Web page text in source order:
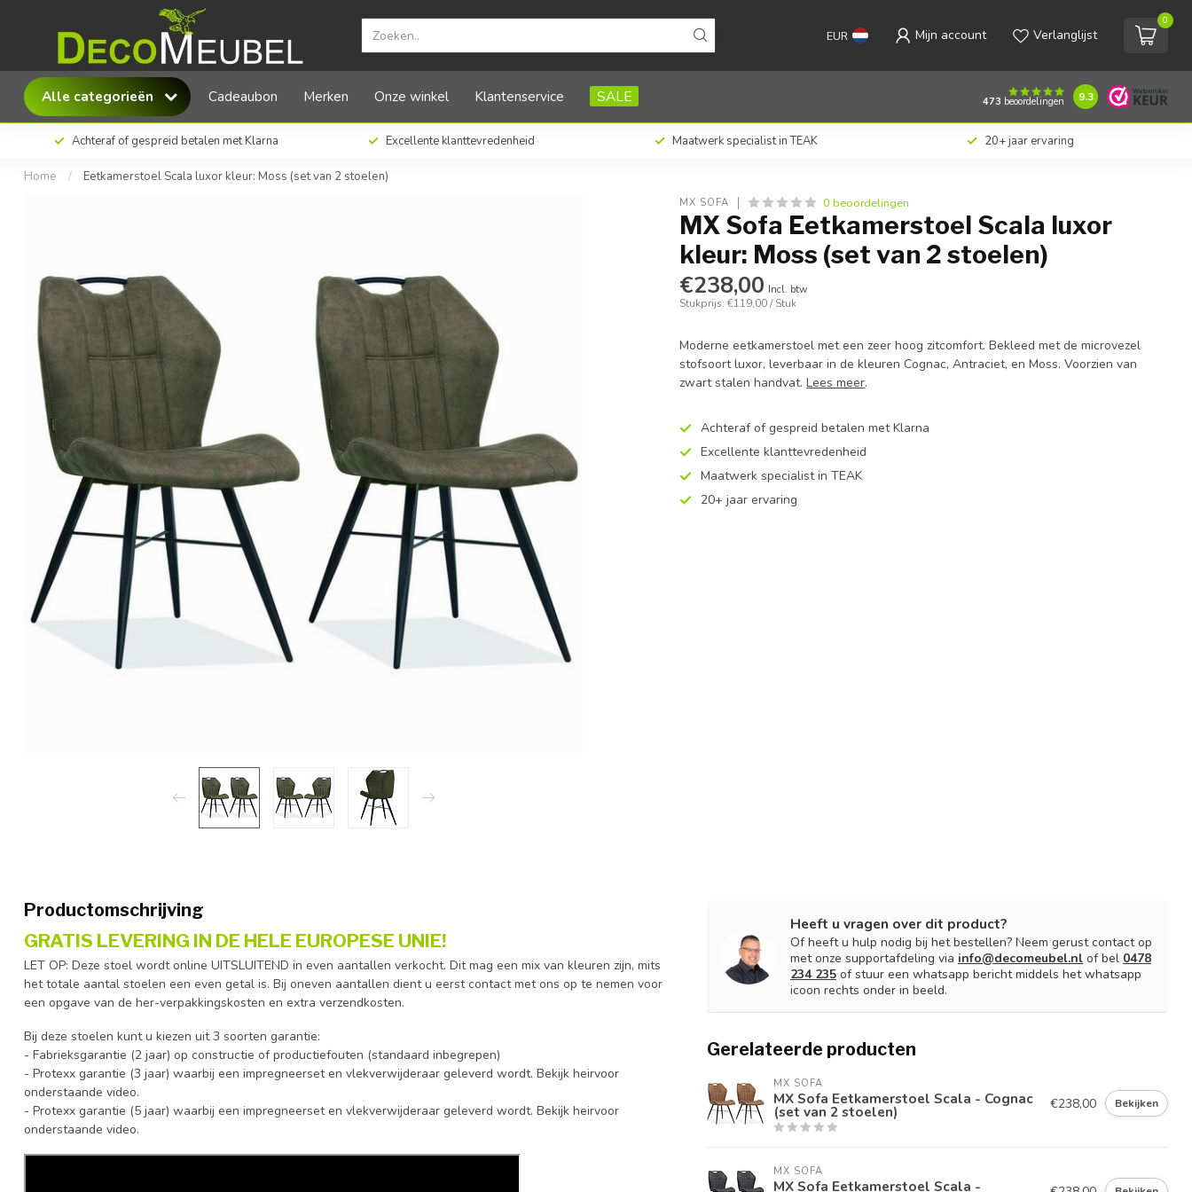
EUR Mijn account Verlanglijst
0
Alle categorieën Cadeaubon Merken Onze winkel Klantenservice SALE 473 beoordelingen 9.3
Achteraf of gespreid betalen met Klarna Excellente klanttevredenheid Maatwerk specialist in TEAK 20+ jaar ervaring
Home / Eetkamerstoel Scala luxor kleur: Moss (set van 2 stoelen)
MX Sofa Eetkamerstoel Scala luxor kleur: Moss (set van 2 stoelen)
MX SOFA 0 beoordelingen
MX Sofa Eetkamerstoel Scala luxor
kleur: Moss (set van 2 stoelen)
€238,00 Incl. btw
Stukprijs: €119,00 / Stuk
Moderne eetkamerstoel met een zeer hoog zitcomfort. Bekleed met de microvezel
stofsoort luxor, leverbaar in de kleuren Cognac, Antraciet, en Moss. Voorzien van
zwart stalen handvat.Lees meer.
Achteraf of gespreid betalen met Klarna
Excellente klanttevredenheid
Maatwerk specialist in TEAK
20+ jaar ervaring
Productomschrijving
GRATIS LEVERING IN DE HELE EUROPESE UNIE!
LET OP: Deze stoel wordt online UITSLUITEND in even aantallen verkocht. Dit mag een mix van kleuren zijn, mits
het totale aantal stoelen een even getal is. Bij oneven aantallen dient u eerst contact met ons op te nemen voor
een opgave van de her-verpakkingskosten en extra verzendkosten.
Bij deze stoelen kunt u kiezen uit 3 soorten garantie:
- Fabrieksgarantie (2 jaar) op constructie of productiefouten (standaard inbegrepen)
- Protexx garantie (3 jaar) waarbij een impregneerset en vlekverwijderaar geleverd wordt. Bekijk heirvoor
onderstaande video.
- Protexx garantie (5 jaar) waarbij een impregneerset en vlekverwijderaar geleverd wordt. Bekijk heirvoor
onderstaande video.
Heeft u vragen over dit product?
Of heeft u hulp nodig bij het bestellen? Neem gerust contact op
met onze supportafdeling via info@decomeubel.nl of bel 0478
234 235 of stuur een whatsapp bericht middels het whatsapp
icoon rechts onder in beeld.
Gerelateerde producten
MX SOFA
MX Sofa Eetkamerstoel Scala - Cognac
(set van 2 stoelen) €238,00 Bekijken
MX SOFA
MX Sofa Eetkamerstoel Scala -